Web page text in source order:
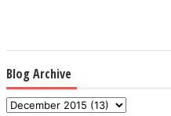
Blog Archive